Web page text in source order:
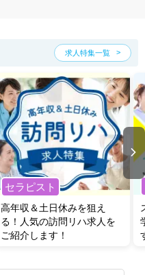
求人特集一覧
セラピスト
高年収＆土日休みを狙え
る！人気の訪問リハ求人を
ご紹介します！